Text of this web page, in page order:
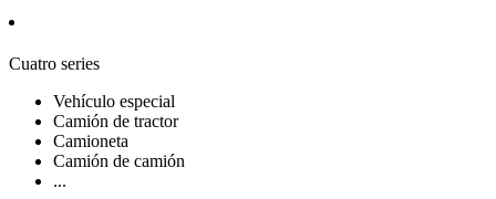
Cuatro series
Vehículo especial
Camión de tractor
Camioneta
Camión de camión
...